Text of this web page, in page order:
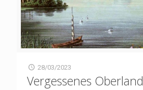
28/03/2023
Vergessenes Oberland